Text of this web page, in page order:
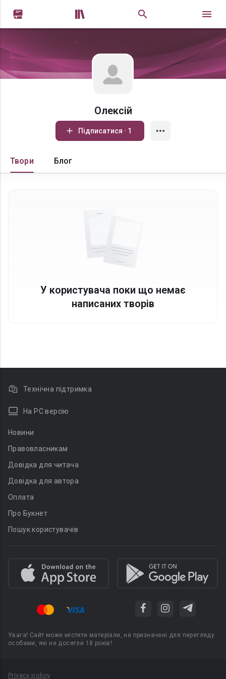
 
Олексій
Підписатися · 1
Твори Блог
У користувача поки що немає
написаних творів
Технічна підтримка
На PC версію
Новини
Правовласникам
Довідка для читача
Довідка для автора
Оплата
Про Букнет
Пошук користувачів
Увага! Сайт може містити матеріали, не призначені для перегляду
особами, які не досягли 18 років!
Privacy policy